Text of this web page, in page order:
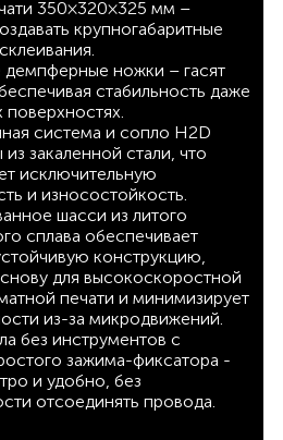
350×320×325 мм –
крупногабаритные
ножки – гасят
стабильность даже
система и сопло H2D
из закаленной стали, что
исключительную
и износостойкость.
шасси из литого
сплава обеспечивает
конструкцию,
для высокоскоростной
печати и минимизирует
из-за микродвижений.
без инструментов с
зажима-фиксатора -
и удобно, без
отсоединять провода.